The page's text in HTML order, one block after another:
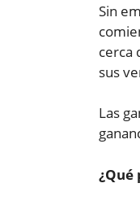
Sin
cerca
sus
Las
¿Qué